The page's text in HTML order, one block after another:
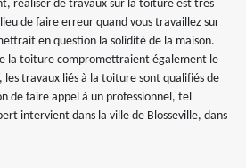
réaliser de travaux sur la toiture est très
de faire erreur quand vous travaillez sur
en question la solidité de la maison.
la toiture compromettraient également le
travaux liés à la toiture sont qualifiés de
de faire appel à un professionnel, tel
intervient dans la ville de Blosseville, dans